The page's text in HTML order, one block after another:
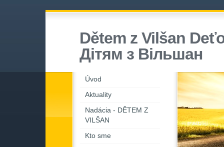
Dětem z Vilšan
Дiтям з Вiльшан
Úvod
Aktuality
Nadácia - DĚTEM Z
VILŠAN
Kto sme